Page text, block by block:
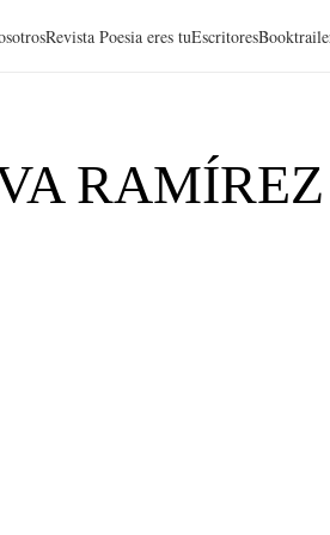
Revista Poesia eres tuEscritores
RAMÍREZ